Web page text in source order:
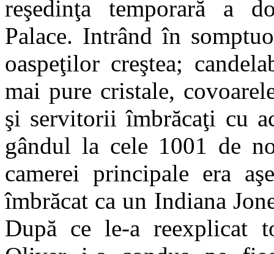
reşedinţa temporară a
Palace. Intrând în
oaspeţilor creştea;
mai pure cristale,
şi servitorii îmbrăcaţi cu
gândul la cele 1001 de
camerei principale era
îmbrăcat ca un Indiana
După ce le-a reexplicat